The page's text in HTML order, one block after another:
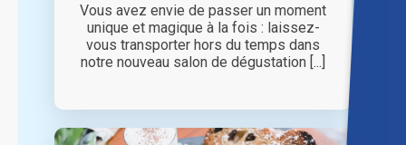
Vous avez envie de passer un moment
unique et magique à la fois : laissez-
vous transporter hors du temps dans
notre nouveau salon de dégustation [...]